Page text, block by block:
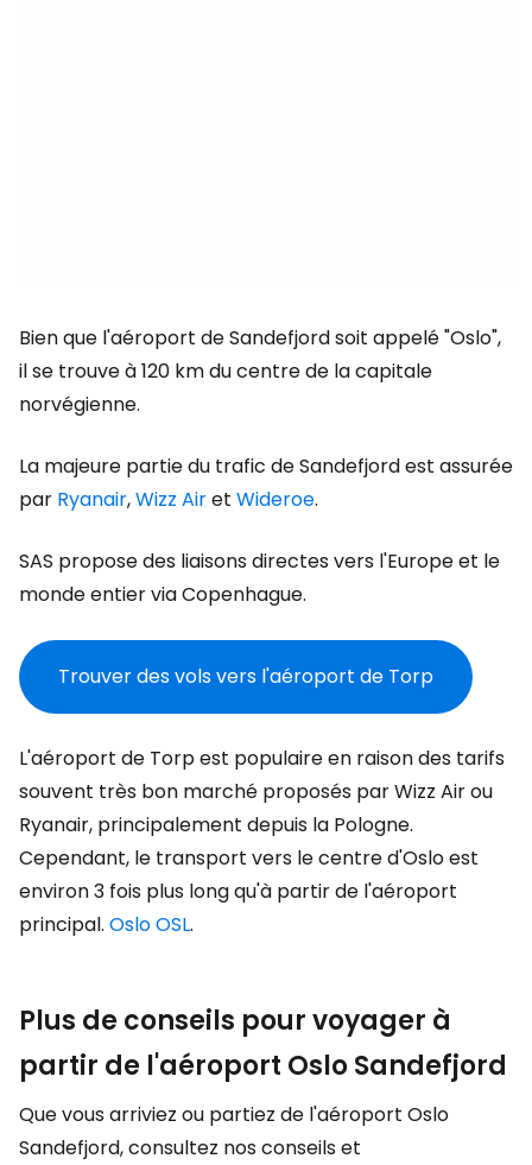
Bien que l'aéroport de Sandefjord soit appelé "Oslo",
il se trouve à 120 km du centre de la capitale
norvégienne.
La majeure partie du trafic de Sandefjord est assurée
par Ryanair,Wizz Airet Wideroe.
SAS propose des liaisons directes vers l'Europe et le
monde entier via Copenhague.
Trouver des vols vers l'aéroport de Torp
L'aéroport de Torp est populaire en raison des tarifs
souvent très bon marché proposés par Wizz Air ou
Ryanair, principalement depuis la Pologne.
Cependant, le transport vers le centre d'Oslo est
environ 3 fois plus long qu'à partir de l'aéroport
principal. Oslo OSL.
Plus de conseils pour voyager à
partir de l'aéroport Oslo Sandefjord
Que vous arriviez ou partiez de l'aéroport Oslo
Sandefjord, consultez nos conseils et